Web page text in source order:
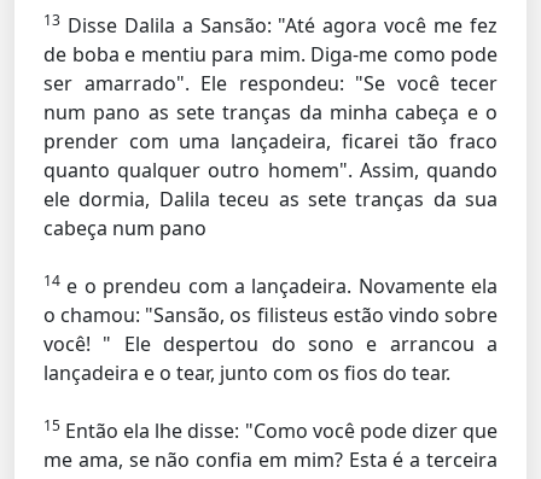
13 Disse Dalila a Sansão: "Até agora você me fez
de boba e mentiu para mim. Diga-me como pode
ser amarrado". Ele respondeu: "Se você tecer
num pano as sete tranças da minha cabeça e o
prender com uma lançadeira, ficarei tão fraco
quanto qualquer outro homem". Assim, quando
ele dormia, Dalila teceu as sete tranças da sua
cabeça num pano
14 e o prendeu com a lançadeira. Novamente ela
o chamou: "Sansão, os filisteus estão vindo sobre
você! " Ele despertou do sono e arrancou a
lançadeira e o tear, junto com os fios do tear.
15 Então ela lhe disse: "Como você pode dizer que
me ama, se não confia em mim? Esta é a terceira